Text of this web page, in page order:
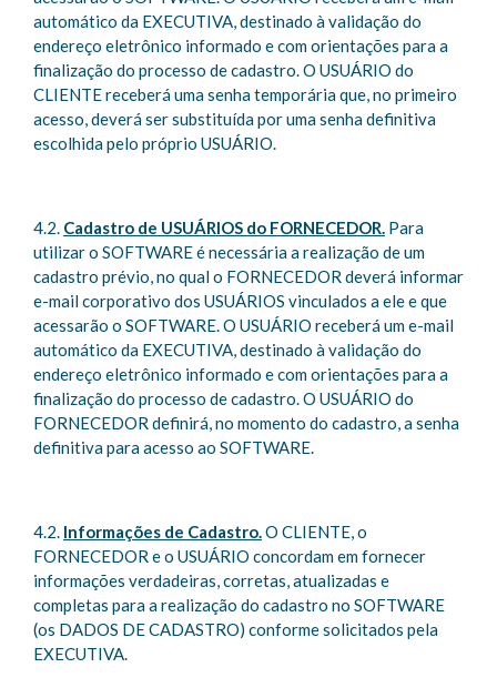
automático da EXECUTIVA, destinado à validação do
endereço eletrônico informado e com orientações para a
finalização do processo de cadastro. O USUÁRIO do
CLIENTE receberá uma senha temporária que, no primeiro
acesso, deverá ser substituída por uma senha definitiva
escolhida pelo próprio USUÁRIO.
4.2. Cadastro de USUÁRIOS do FORNECEDOR. Para
utilizar o SOFTWARE é necessária a realização de um
cadastro prévio, no qual o FORNECEDOR deverá informar
e-mail corporativo dos USUÁRIOS vinculados a ele e que
acessarão o SOFTWARE. O USUÁRIO receberá um e-mail
automático da EXECUTIVA, destinado à validação do
endereço eletrônico informado e com orientações para a
finalização do processo de cadastro. O USUÁRIO do
FORNECEDOR definirá, no momento do cadastro, a senha
definitiva para acesso ao SOFTWARE.
4.2. Informações de Cadastro.O CLIENTE, o
FORNECEDOR e o USUÁRIO concordam em fornecer
informações verdadeiras, corretas, atualizadas e
completas para a realização do cadastro no SOFTWARE
(os DADOS DE CADASTRO) conforme solicitados pela
EXECUTIVA.